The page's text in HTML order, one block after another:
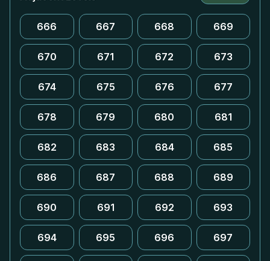
666 667 668 669
670 671 672 673
674 675 676 677
678 679 680 681
682 683 684 685
686 687 688 689
690 691 692 693
694 695 696 697